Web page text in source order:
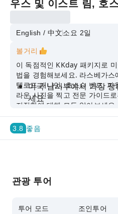
우스 및 이스트 림, 호
English / 中文소요 2일
볼거리
이 독점적인 KKday 패키지로
법을 경험해보세요. 라스베가스
텔로프 캐니언, 호스슈 벤드,
라운 사진을 찍고 전문 가이드
지질학에 대해 모두 알아보세요.
미국 남서부에서 가장
세요
영어, 중국어를 구사하
소통하세요.
편리한 환승 서비스로
3.8 좋음
관광 투어
투어 모드 조인투어